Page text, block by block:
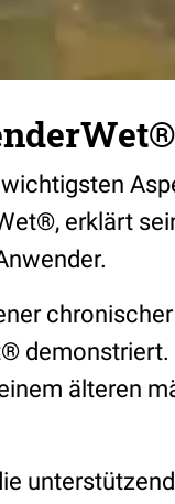
erklärt
demonstriert.
älteren